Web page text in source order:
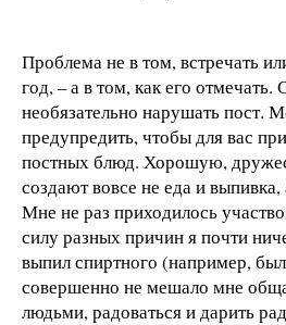
Проблема не в том, встречать
год, – а в том, как его
необязательно нарушать пост.
предупредить, чтобы для вас
постных блюд. Хорошую,
создают вовсе не еда и
Мне не раз приходилось
силу разных причин я почти
выпил спиртного (например,
совершенно не мешало мне
людьми, радоваться и дарить